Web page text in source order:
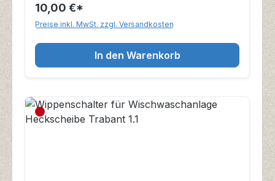
10,00 €*
Preise inkl. MwSt. zzgl. Versandkosten
In den Warenkorb